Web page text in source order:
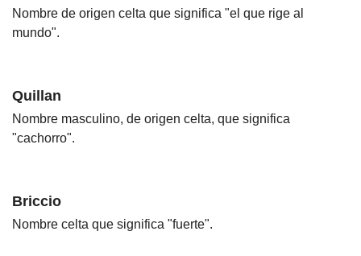
Nombre de origen celta que significa "el que rige al
mundo".
Quillan
Nombre masculino, de origen celta, que significa
"cachorro".
Briccio
Nombre celta que significa "fuerte".